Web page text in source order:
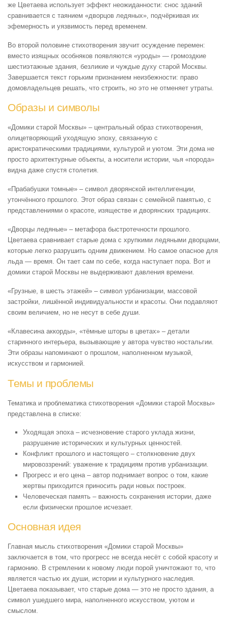
же Цветаева использует эффект неожиданности: снос зданий
сравнивается с таянием «дворцов ледяных», подчёркивая их
эфемерность и уязвимость перед временем.
Во второй половине стихотворения звучит осуждение перемен:
вместо изящных особняков появляются «уроды» — громоздкие
шестиэтажные здания, безликие и чуждые духу старой Москвы.
Завершается текст горьким признанием неизбежности: право
домовладельцев решать, что строить, но это не отменяет утраты.
Образы и символы
«Домики старой Москвы» – центральный образ стихотворения,
олицетворяющий уходящую эпоху, связанную с
аристократическими традициями, культурой и уютом. Эти дома не
просто архитектурные объекты, а носители истории, чья «порода»
видна даже спустя столетия.
«Прабабушки томные» – символ дворянской интеллигенции,
утончённого прошлого. Этот образ связан с семейной памятью, с
представлениями о красоте, изяществе и дворянских традициях.
«Дворцы ледяные» – метафора быстротечности прошлого.
Цветаева сравнивает старые дома с хрупкими ледяными дворцами,
которые легко разрушить одним движением. Но самое опасное для
льда — время. Он тает сам по себе, когда наступает пора. Вот и
домики старой Москвы не выдерживают давления времени.
«Грузные, в шесть этажей» – символ урбанизации, массовой
застройки, лишённой индивидуальности и красоты. Они подавляют
своим величием, но не несут в себе души.
«Клавесина аккорды», «тёмные шторы в цветах» – детали
старинного интерьера, вызывающие у автора чувство ностальгии.
Эти образы напоминают о прошлом, наполненном музыкой,
искусством и гармонией.
Темы и проблемы
Тематика и проблематика стихотворения «Домики старой Москвы»
представлена в списке:
Уходящая эпоха – исчезновение старого уклада жизни,
разрушение исторических и культурных ценностей.
Конфликт прошлого и настоящего – столкновение двух
мировоззрений: уважение к традициям против урбанизации.
Прогресс и его цена – автор поднимает вопрос о том, какие
жертвы приходится приносить ради новых построек.
Человеческая память – важность сохранения истории, даже
если физически прошлое исчезает.
Основная идея
Главная мысль стихотворения «Домики старой Москвы»
заключается в том, что прогресс не всегда несёт с собой красоту и
гармонию. В стремлении к новому люди порой уничтожают то, что
является частью их души, истории и культурного наследия.
Цветаева показывает, что старые дома — это не просто здания, а
символ ушедшего мира, наполненного искусством, уютом и
смыслом.